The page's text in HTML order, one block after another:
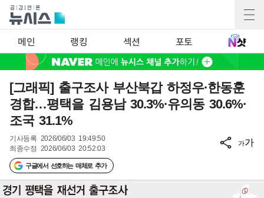
메인 랭킹 섹션 포토
[그래픽] 출구조사 부산북갑 하정우·한동훈
경합…평택을 김용남 30.3%·유의동 30.6%·
조국 31.1%
기사등록 2026/06/03 19:49:50
최종수정 2026/06/03 20:52:03
구글에서 선호하는 매체로 추가
가가